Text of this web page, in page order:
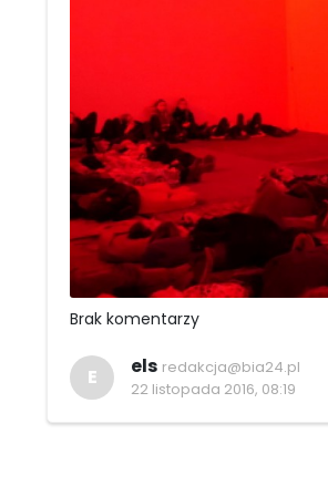
Brak komentarzy
E els redakcja@bia24.pl
22 listopada 2016, 08:19